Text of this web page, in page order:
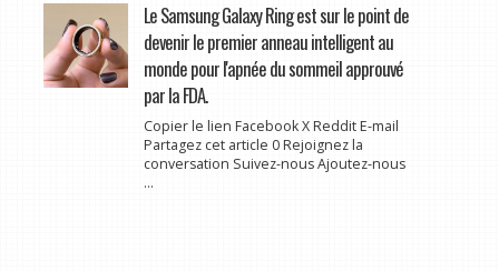
Le Samsung Galaxy Ring est sur le point de
devenir le premier anneau intelligent au
monde pour l'apnée du sommeil approuvé
par la FDA.
Copier le lien Facebook X Reddit E-mail
Partagez cet article 0 Rejoignez la
conversation Suivez-nous Ajoutez-nous
...